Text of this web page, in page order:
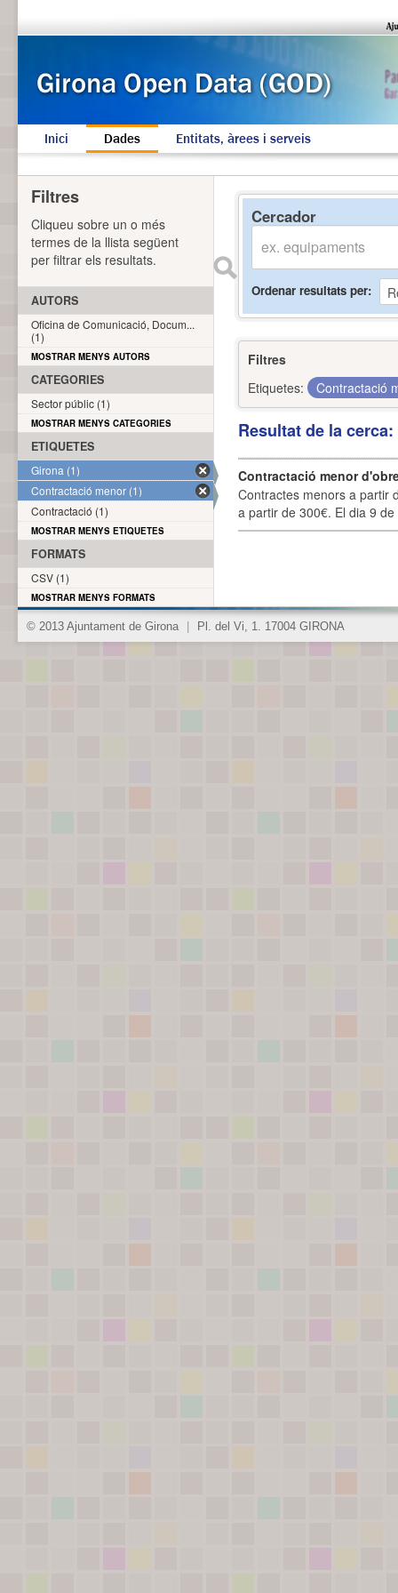
Inici Dades Entitats, àrees i serveis
Cercador
Ordenar resultats per
Filtres
Etiquetes:
Contractació
Resultat de la
Contractació menor
Contractes menors a partir
a partir de 300€. El dia 9
Filtres
Cliqueu sobre un o més
termes de la llista següent
per filtrar els resultats.
AUTORS
Oficina de Comunicació, Docum...
(1)
MOSTRAR MENYS AUTORS
CATEGORIES
Sector públic (1)
MOSTRAR MENYS CATEGORIES
ETIQUETES
Girona (1)
Contractació menor (1)
Contractació (1)
MOSTRAR MENYS ETIQUETES
FORMATS
CSV (1)
MOSTRAR MENYS FORMATS
© 2013 Ajuntament de Girona Pl. del Vi, 1. 17004 GIRONA